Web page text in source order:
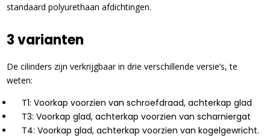
standaard polyurethaan afdichtingen.
3 varianten
De cilinders zijn verkrijgbaar in drie verschillende versie’s, te
weten:
T1: Voorkap voorzien van schroefdraad, achterkap glad
T3: Voorkap glad, achterkap voorzien van scharniergat
T4: Voorkap glad, achterkap voorzien van kogelgewricht.